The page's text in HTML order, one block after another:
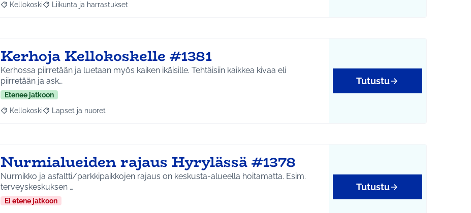
Rajaa tulokset aihepiirin mukaan: Kellokoski
Kellokoski Rajaa tulokset teeman mukaan: Liikunta ja harrastukset
Liikunta ja harrastukset
Kerhoja Kellokoskelle #1381
Kerhossa piirretään ja luetaan myös kaiken ikäisille. Tehtäisiin kaikkea kivaa eli
piirretään ja ask…
Etenee jatkoon
Rajaa tulokset aihepiirin mukaan: Kellokoski
Kellokoski Rajaa tulokset teeman mukaan: Lapset ja nuoret
Lapset ja nuoret
Tutustu
Nurmialueiden rajaus Hyrylässä #1378
Nurmikko ja asfaltti/parkkipaikkojen rajaus on keskusta-alueella hoitamatta. Esim.
terveyskeskuksen …
Ei etene jatkoon
Tutustu